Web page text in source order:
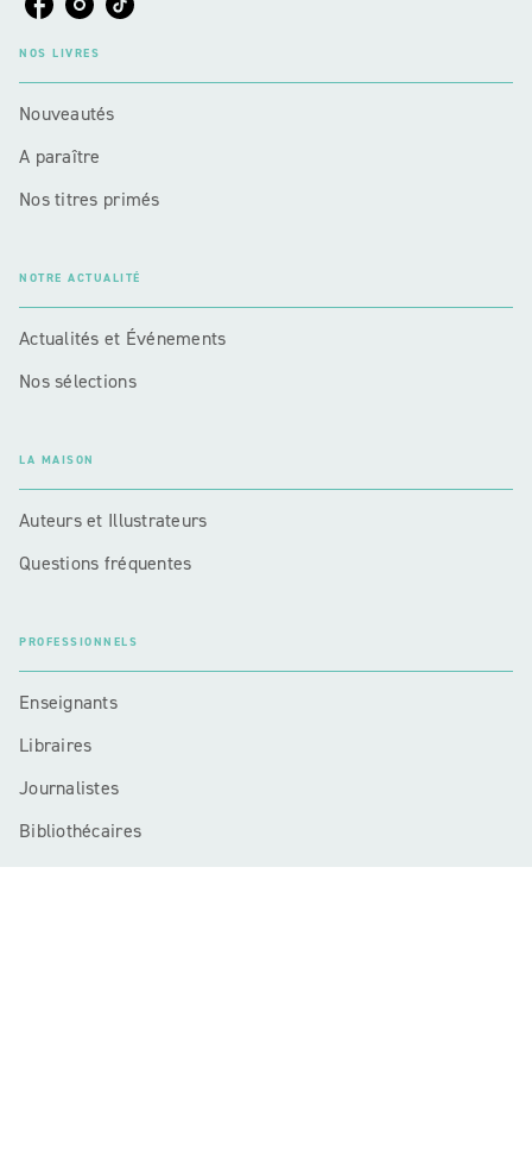
NOS LIVRES
Nouveautés
A paraître
Nos titres primés
NOTRE ACTUALITÉ
Actualités et Événements
Nos sélections
LA MAISON
Auteurs et Illustrateurs
Questions fréquentes
PROFESSIONNELS
Enseignants
Libraires
Journalistes
Bibliothécaires